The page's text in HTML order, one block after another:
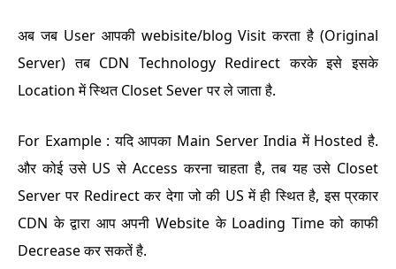
अब जब User आपकी webisite/blog Visit करता है (Original
Server) तब CDN Technology Redirect करके इसे इसके
Location में स्थित Closet Sever पर ले जाता है.
For Example : यदि आपका Main Server India में Hosted है.
और कोई उसे US से Access करना चाहता है, तब यह उसे Closet
Server पर Redirect कर देगा जो की US में ही स्थित है,इस प्रकार
CDN के द्वारा आप अपनी Website के Loading Time को काफी
Decrease कर सकतें है.